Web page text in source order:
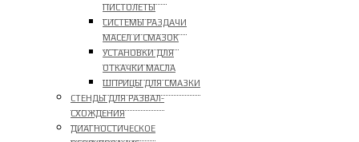
ПИСТОЛЕТЫ
СИСТЕМЫ РАЗДАЧИ
МАСЕЛ И СМАЗОК
УСТАНОВКИ ДЛЯ
ОТКАЧКИ МАСЛА
ШПРИЦЫ ДЛЯ СМАЗКИ
СТЕНДЫ ДЛЯ РАЗВАЛ-
СХОЖДЕНИЯ
ДИАГНОСТИЧЕСКОЕ